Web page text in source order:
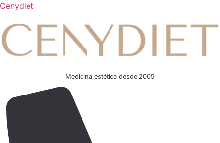
Cenydiet
Medicina estética desde 2005